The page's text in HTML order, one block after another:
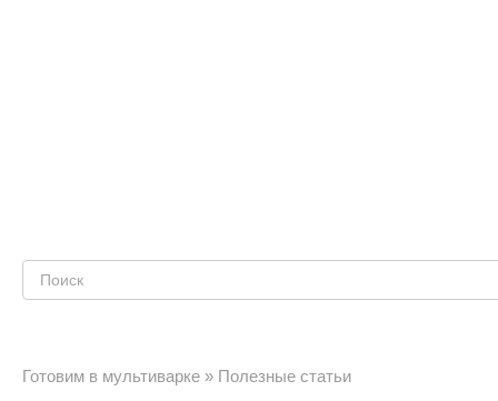
Поиск:
Готовим в мультиварке » Полезные статьи